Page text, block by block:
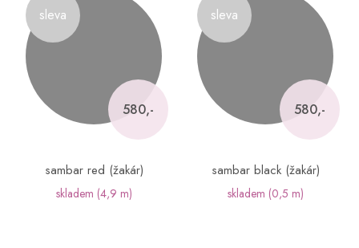
sleva
580,-
sambar red (žakár)
skladem (4,9 m)
sleva
580,-
sambar black (žakár)
skladem (0,5 m)